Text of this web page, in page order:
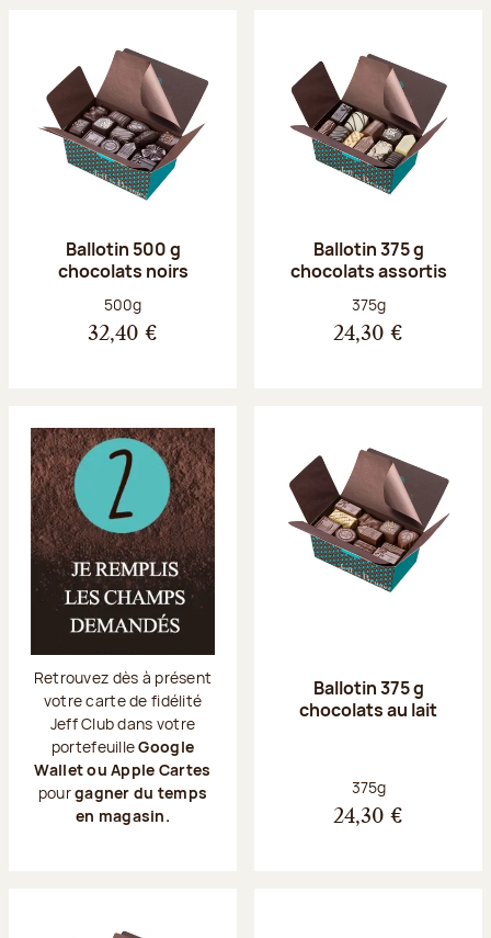
Ballotin 500 g
chocolats noirs
Poids net :
500g
32,40 €
Ballotin 375 g
chocolats assortis
Poids net :
375g
24,30 €
Retrouvez dès à présent
votre carte de fidélité
Jeff Club dans votre
portefeuilleGoogle
Wallet ou Apple Cartes
pourgagner du temps
en magasin.
Ballotin 375 g
chocolats au lait
Poids net :
375g
24,30 €